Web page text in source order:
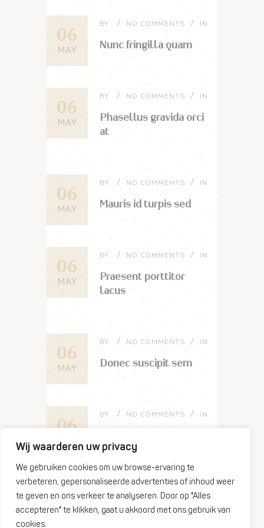
Wij waarderen uw privacy
We gebruiken cookies om uw browse-ervaring te
verbeteren, gepersonaliseerde advertenties of inhoud weer
te geven en ons verkeer te analyseren. Door op "Alles
accepteren" te klikken, gaat u akkoord met ons gebruik van
cookies.
06
MAY
BY NO COMMENTS IN
Nunc fringilla quam
06
MAY
BY NO COMMENTS IN
Phasellus gravida orci
at
06
MAY
BY NO COMMENTS IN
Mauris id turpis sed
06
MAY
BY NO COMMENTS IN
Praesent porttitor
lacus
06
MAY
BY NO COMMENTS IN
Donec suscipit sem
06
MAY
BY NO COMMENTS IN